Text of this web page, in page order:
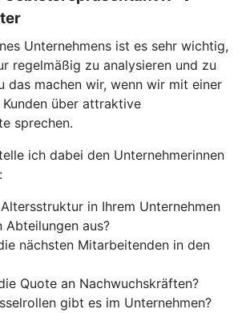
Unternehmens ist es sehr wichtig,
regelmäßig zu analysieren und zu
das machen wir, wenn wir mit einer
über attraktive
sprechen.
ich dabei den Unternehmerinnen
in Ihrem Unternehmen
Abteilungen aus?
nächsten Mitarbeitenden in den
Quote an Nachwuchskräften?
gibt es im Unternehmen?